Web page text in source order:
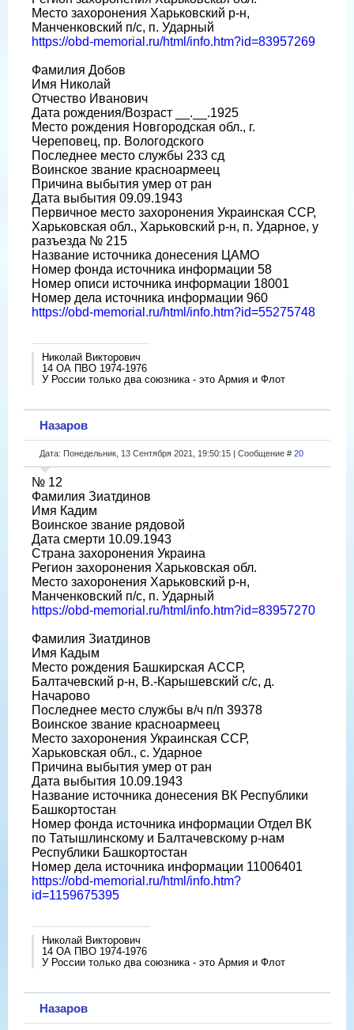
Место захоронения Харьковский р-н,
Манченковский п/с, п. Ударный
https://obd-memorial.ru/html/info.htm?id=83957269
Фамилия Добов
Имя Николай
Отчество Иванович
Дата рождения/Возраст __.__.1925
Место рождения Новгородская обл., г.
Череповец, пр. Вологодского
Последнее место службы 233 сд
Воинское звание красноармеец
Причина выбытия умер от ран
Дата выбытия 09.09.1943
Первичное место захоронения Украинская ССР,
Харьковская обл., Харьковский р-н, п. Ударное, у
разъезда № 215
Название источника донесения ЦАМО
Номер фонда источника информации 58
Номер описи источника информации 18001
Номер дела источника информации 960
https://obd-memorial.ru/html/info.htm?id=55275748
Николай Викторович
14 ОА ПВО 1974-1976
У России только два союзника - это Армия и Флот
Назаров
Дата: Понедельник, 13 Сентября 2021, 19:50:15 | Сообщение # 20
№ 12
Фамилия Зиатдинов
Имя Кадим
Воинское звание рядовой
Дата смерти 10.09.1943
Страна захоронения Украина
Регион захоронения Харьковская обл.
Место захоронения Харьковский р-н,
Манченковский п/с, п. Ударный
https://obd-memorial.ru/html/info.htm?id=83957270
Фамилия Зиатдинов
Имя Кадым
Место рождения Башкирская АССР,
Балтачевский р-н, В.-Карышевский с/с, д.
Начарово
Последнее место службы в/ч п/п 39378
Воинское звание красноармеец
Место захоронения Украинская ССР,
Харьковская обл., с. Ударное
Причина выбытия умер от ран
Дата выбытия 10.09.1943
Название источника донесения ВК Республики
Башкортостан
Номер фонда источника информации Отдел ВК
по Татышлинскому и Балтачевскому р-нам
Республики Башкортостан
Номер дела источника информации 11006401
https://obd-memorial.ru/html/info.htm?
id=1159675395
Николай Викторович
14 ОА ПВО 1974-1976
У России только два союзника - это Армия и Флот
Назаров